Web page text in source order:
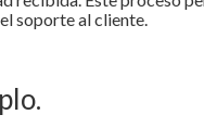
soporte al cliente.